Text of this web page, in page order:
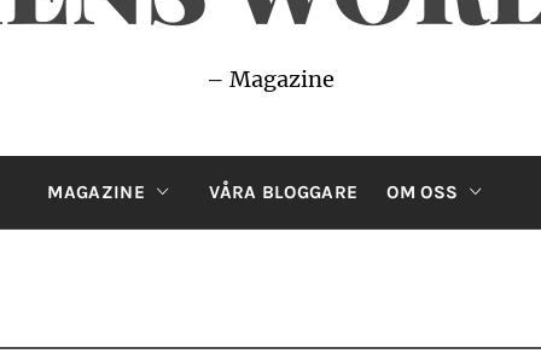
– Magazine
MAGAZINE VÅRA BLOGGARE OM OSS